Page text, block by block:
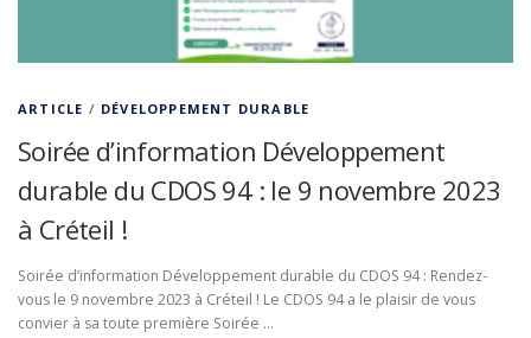
LE RÉSEAU SPORTIF 94
CONTACTS
ARTICLE / DÉVELOPPEMENT DURABLE
Soirée d’information Développement
durable du CDOS 94 : le 9 novembre 2023
à Créteil !
Soirée d’information Développement durable du CDOS 94 : Rendez-
vous le 9 novembre 2023 à Créteil ! Le CDOS 94 a le plaisir de vous
convier à sa toute première Soirée …